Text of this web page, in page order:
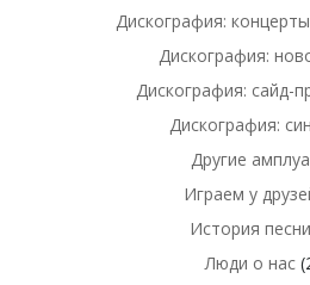
Дискография:
Дискография:
Дискография: сайд-
Дискография:
Другие амплуа
Играем у
История песни
Люди о нас